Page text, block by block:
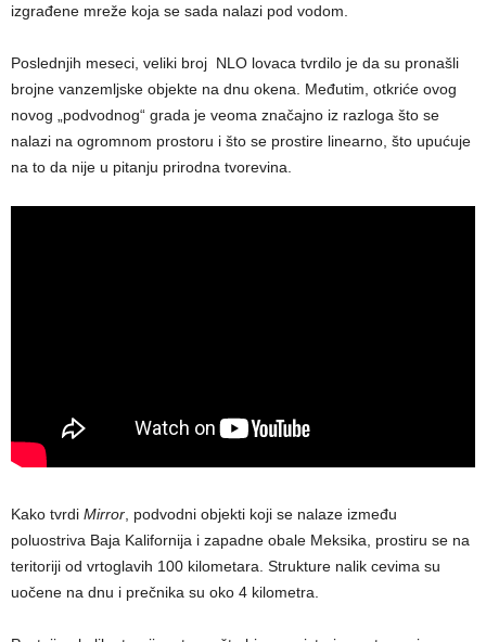
izgrađene mreže koja se sada nalazi pod vodom.
Poslednjih meseci, veliki broj NLO lovaca tvrdilo je da su pronašli
brojne vanzemljske objekte na dnu okena. Međutim, otkriće ovog
novog „podvodnog“ grada je veoma značajno iz razloga što se
nalazi na ogromnom prostoru i što se prostire linearno, što upućuje
na to da nije u pitanju prirodna tvorevina.
Kako tvrdi Mirror , podvodni objekti koji se nalaze između
poluostriva Baja Kalifornija i zapadne obale Meksika, prostiru se na
teritoriji od vrtoglavih 100 kilometara. Strukture nalik cevima su
uočene na dnu i prečnika su oko 4 kilometra.